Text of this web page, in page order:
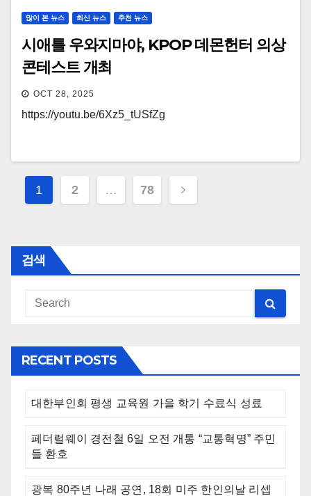
많이 본 뉴스 최신 뉴스 추천 뉴스
시애틀 우와지마야, KPOP 데몬헌터 의상
콘테스트 개최
OCT 28, 2025
https://youtu.be/6Xz5_tUSfZg
Posts
1 2 … 78
검색
RECENT POSTS
대한부인회 평생 교육원 가을 학기 수료식 성료
페더럴웨이 경전철 6일 오전 개통 “교통혁명” 주민
들 환호
광복 80주년 나래 공연, 18회 미주 한인의날 리셉